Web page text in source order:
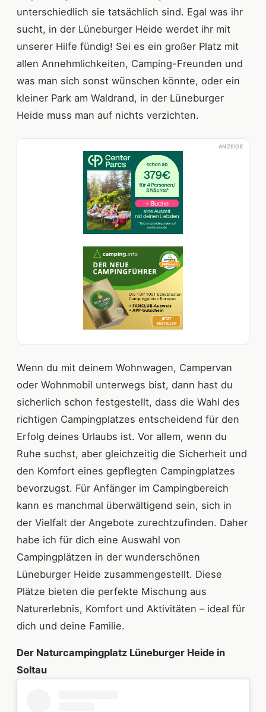
unterschiedlich sie tatsächlich sind. Egal was ihr
sucht, in der Lüneburger Heide werdet ihr mit
unserer Hilfe fündig! Sei es ein großer Platz mit
allen Annehmlichkeiten, Camping-Freunden und
was man sich sonst wünschen könnte, oder ein
kleiner Park am Waldrand, in der Lüneburger
Heide muss man auf nichts verzichten.
ANZEIGE
Wenn du mit deinem Wohnwagen, Campervan
oder Wohnmobil unterwegs bist, dann hast du
sicherlich schon festgestellt, dass die Wahl des
richtigen Campingplatzes entscheidend für den
Erfolg deines Urlaubs ist. Vor allem, wenn du
Ruhe suchst, aber gleichzeitig die Sicherheit und
den Komfort eines gepflegten Campingplatzes
bevorzugst. Für Anfänger im Campingbereich
kann es manchmal überwältigend sein, sich in
der Vielfalt der Angebote zurechtzufinden. Daher
habe ich für dich eine Auswahl von
Campingplätzen in der wunderschönen
Lüneburger Heide zusammengestellt. Diese
Plätze bieten die perfekte Mischung aus
Naturerlebnis, Komfort und Aktivitäten – ideal für
dich und deine Familie.
Der Naturcampingplatz Lüneburger Heide in
Soltau